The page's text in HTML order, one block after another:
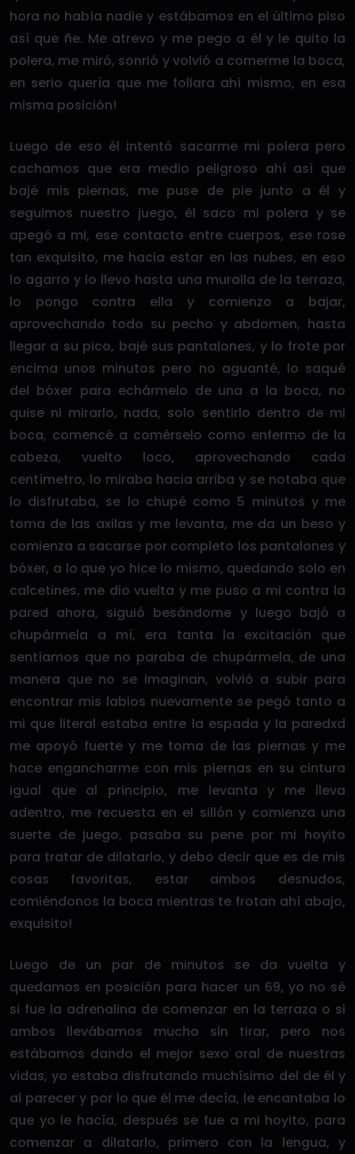
hora no había nadie y estábamos en el último piso
así que ñe. Me atrevo y me pego a él y le quito la
polera, me miró, sonrió y volvió a comerme la boca,
en serio quería que me follara ahí mismo, en esa
misma posición!
Luego de eso él intentó sacarme mi polera pero
cachamos que era medio peligroso ahí así que
bajé mis piernas, me puse de pie junto a él y
seguimos nuestro juego, él saco mi polera y se
apegó a mi, ese contacto entre cuerpos, ese rose
tan exquisito, me hacia estar en las nubes, en eso
lo agarro y lo llevo hasta una muralla de la terraza,
lo pongo contra ella y comienzo a bajar,
aprovechando todo su pecho y abdomen, hasta
llegar a su pico, bajé sus pantalones, y lo frote por
encima unos minutos pero no aguanté, lo saqué
del bóxer para echármelo de una a la boca, no
quise ni mirarlo, nada, solo sentirlo dentro de mi
boca, comencé a comérselo como enfermo de la
cabeza, vuelto loco, aprovechando cada
centímetro, lo miraba hacia arriba y se notaba que
lo disfrutaba, se lo chupé como 5 minutos y me
toma de las axilas y me levanta, me da un beso y
comienza a sacarse por completo los pantalones y
bóxer, a lo que yo hice lo mismo, quedando solo en
calcetines, me dio vuelta y me puso a mi contra la
pared ahora, siguió besándome y luego bajó a
chupármela a mí, era tanta la excitación que
sentíamos que no paraba de chupármela, de una
manera que no se imaginan, volvió a subir para
encontrar mis labios nuevamente se pegó tanto a
mi que literal estaba entre la espada y la paredxd
me apoyó fuerte y me toma de las piernas y me
hace engancharme con mis piernas en su cintura
igual que al principio, me levanta y me lleva
adentro, me recuesta en el sillón y comienza una
suerte de juego, pasaba su pene por mi hoyito
para tratar de dilatarlo, y debo decir que es de mis
cosas favoritas, estar ambos desnudos,
comiéndonos la boca mientras te frotan ahí abajo,
exquisito!
Luego de un par de minutos se da vuelta y
quedamos en posición para hacer un 69, yo no sé
si fue la adrenalina de comenzar en la terraza o si
ambos llevábamos mucho sin tirar, pero nos
estábamos dando el mejor sexo oral de nuestras
vidas, yo estaba disfrutando muchísimo del de él y
al parecer y por lo que él me decía, le encantaba lo
que yo le hacía, después se fue a mi hoyito, para
comenzar a dilatarlo, primero con la lengua, y